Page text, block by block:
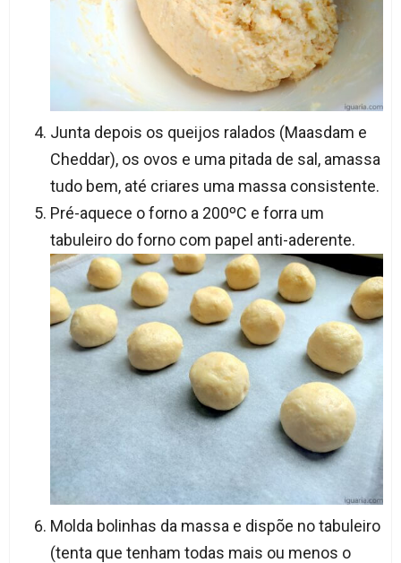
Junta depois os queijos ralados (Maasdam e
Cheddar), os ovos e uma pitada de sal, amassa
tudo bem, até criares uma massa consistente.
Pré-aquece o forno a 200ºC e forra um
tabuleiro do forno com papel anti-aderente.
Molda bolinhas da massa e dispõe no tabuleiro
(tenta que tenham todas mais ou menos o